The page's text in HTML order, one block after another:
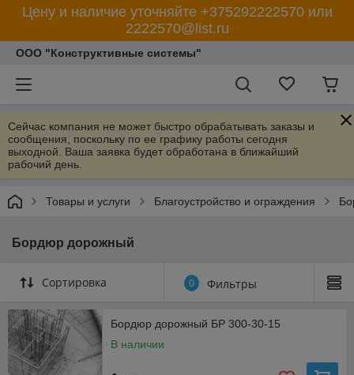
Цену и наличие уточняйте +375292222570 или
2222570@list.ru
ООО "Конструктивные системы"
Сейчас компания не может быстро обрабатывать заказы и
сообщения, поскольку по ее графику работы сегодня
выходной. Ваша заявка будет обработана в ближайший
рабочий день.
Товары и услуги Благоустройство и ограждения
Бордюр дорожный
Сортировка 0 Фильтры
Бордюр дорожный БР 300-30-15
В наличии